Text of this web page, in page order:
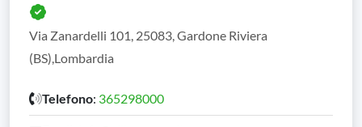
Via Zanardelli 101, 25083, Gardone Riviera
(BS),Lombardia
Telefono: 365298000